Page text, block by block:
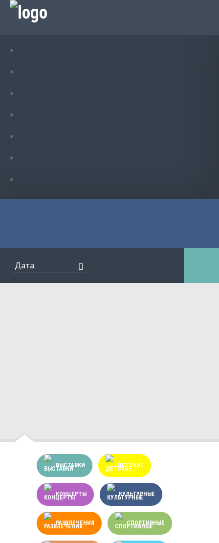
ВЫСТАВКИ ДЕТСКИЕ
КОНЦЕРТЫ КУЛЬТУРНЫЕ
РАЗВЛЕЧЕНИЯ СПОРТИВНЫЕ